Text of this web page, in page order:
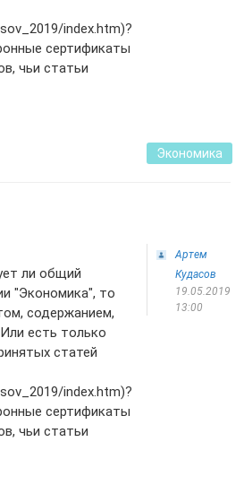
index.htm)?
сертификаты
чьи статьи
Экономика
ли общий
"Экономика", то
содержанием,
есть только
статей
index.htm)?
сертификаты
чьи статьи
Артем
Кудасов
19.05.2019
13:00